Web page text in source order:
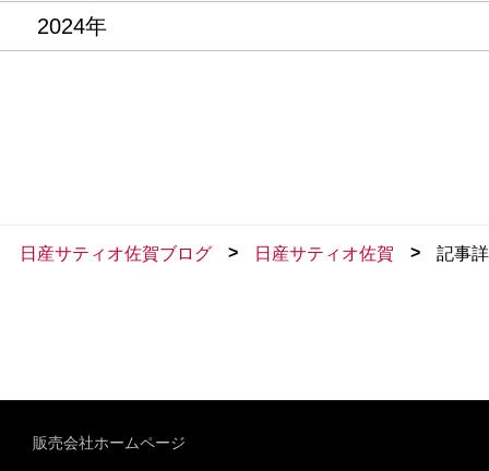
2024年
日産サティオ佐賀ブログ > 日産サティオ佐賀 > 記事
販売会社ホームページ